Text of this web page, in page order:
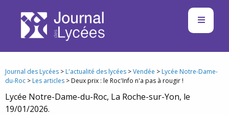
Journal des Lycées > L'actualité des lycées >Vendée > Lycée Notre-Dame-
du-Roc > Les articles > Deux prix : le Roc'Info n'a pas à rougir !
Lycée Notre-Dame-du-Roc, La Roche-sur-Yon, le
19/01/2026.